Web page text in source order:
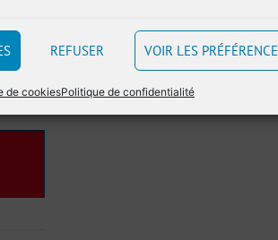
REFUSER VOIR LES
de cookiesPolitique de confidentialité